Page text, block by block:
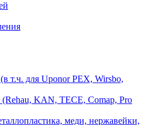
т.ч. для Uponor PEX, Wirsbo,
KAN, TECE, Comap, Pro
меди, нержавейки,